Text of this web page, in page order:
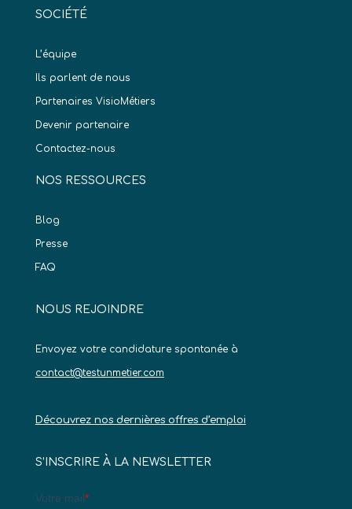
SOCIÉTÉ
L’équipe
Ils parlent de nous
Partenaires VisioMétiers
Devenir partenaire
Contactez-nous
NOS RESSOURCES
Blog
Presse
FAQ
NOUS REJOINDRE
Envoyez votre candidature spontanée à
contact@testunmetier.com
Découvrez nos dernières offres d’emploi
S’INSCRIRE À LA NEWSLETTER